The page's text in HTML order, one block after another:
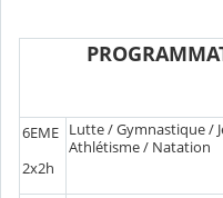
6EME
2x2h
Lutte / Gymnastique /
Athlétisme / Natation